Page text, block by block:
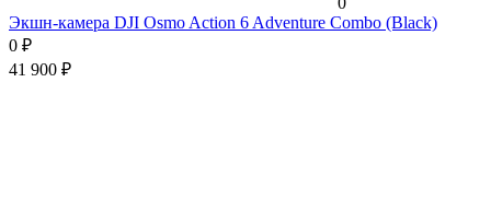
Экшн-камера DJI Osmo Action 6 Adventure Combo (Black)
0 ₽
41 900 ₽